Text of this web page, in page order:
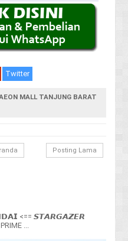
Twitter
MALL TANJUNG BARAT
Posting Lama
<== 𝙎𝙏𝘼𝙍𝙂𝘼𝙕𝙀𝙍
...